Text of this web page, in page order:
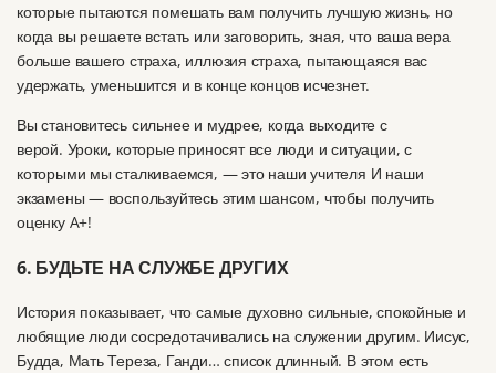
которые пытаются помешать вам получить лучшую жизнь, но
когда вы решаете встать или заговорить, зная, что ваша вера
больше вашего страха, иллюзия страха, пытающаяся вас
удержать, уменьшится и в конце концов исчезнет.
Вы становитесь сильнее и мудрее, когда выходите с
верой. Уроки, которые приносят все люди и ситуации, с
которыми мы сталкиваемся, — это наши учителя И наши
экзамены — воспользуйтесь этим шансом, чтобы получить
оценку A+!
6. БУДЬТЕ НА СЛУЖБЕ ДРУГИХ
История показывает, что самые духовно сильные, спокойные и
любящие люди сосредотачивались на служении другим. Иисус,
Будда, Мать Тереза, Ганди… список длинный. В этом есть